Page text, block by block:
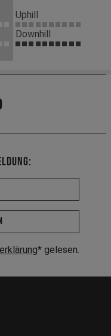
Uphill
Downhill
Adresse *
* gelesen.